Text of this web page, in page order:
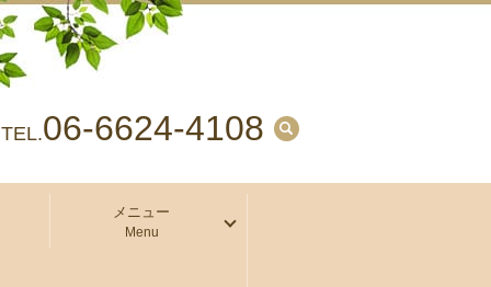
TEL.06-6624-4108
メニュー
Menu